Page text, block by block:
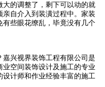
的调整了，剩下可以动的就
自介入到装潢过程中。家装
些眼花缭乱，毕竟没有几个
兴视界装饰工程有限公司是
空间装饰设计及施工的专业
计师和作业经验丰富的施工